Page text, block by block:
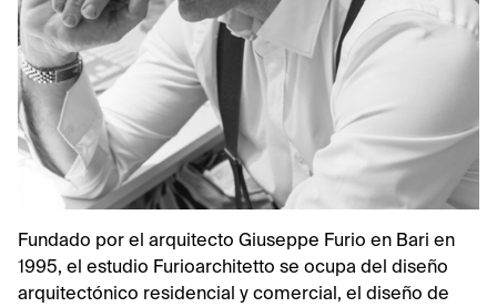
Fundado por el arquitecto Giuseppe Furio en Bari en
1995, el estudio Furioarchitetto se ocupa del diseño
arquitectónico residencial y comercial, el diseño de